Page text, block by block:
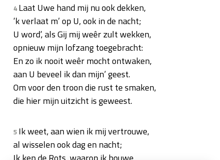
4Laat Uwe hand mij nu ook dekken,
’k verlaat m’ op U, ook in de nacht;
U word’, als Gij mij weêr zult wekken,
opnieuw mijn lofzang toegebracht:
En zo ik nooit weêr mocht ontwaken,
aan U beveel ik dan mijn’ geest.
Om voor den troon die rust te smaken,
die hier mijn uitzicht is geweest.
5 Ik weet, aan wien ik mij vertrouwe,
al wisselen ook dag en nacht;